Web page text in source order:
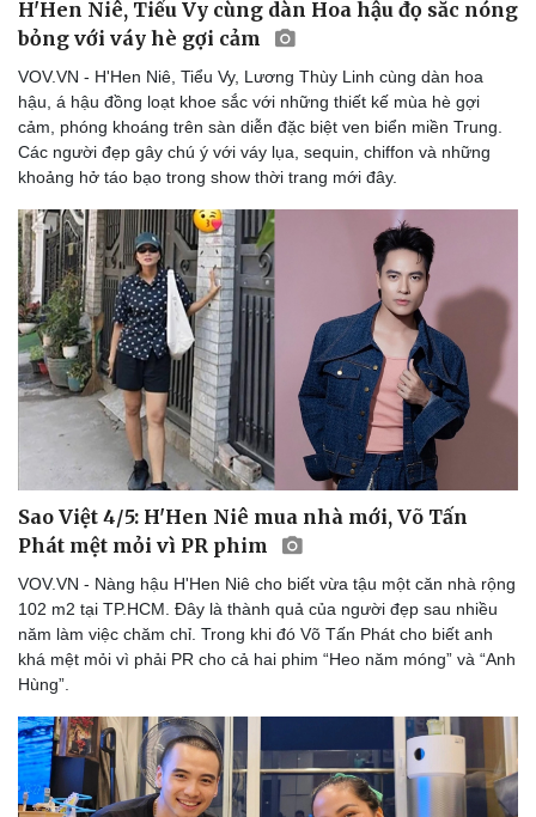
Văn hóa
Sân khấu - Điện ảnh
Giải trí
Nghệ sĩ
H'Hen Niê, Tiểu Vy cùng dàn Hoa hậu đọ sắc nóng
bỏng với váy hè gợi cảm
VOV.VN - H'Hen Niê, Tiểu Vy, Lương Thùy Linh cùng dàn hoa
hậu, á hậu đồng loạt khoe sắc với những thiết kế mùa hè gợi
cảm, phóng khoáng trên sàn diễn đặc biệt ven biển miền Trung.
Các người đẹp gây chú ý với váy lụa, sequin, chiffon và những
khoảng hở táo bạo trong show thời trang mới đây.
Sao Việt 4/5: H'Hen Niê mua nhà mới, Võ Tấn
Phát mệt mỏi vì PR phim
VOV.VN - Nàng hậu H'Hen Niê cho biết vừa tậu một căn nhà rộng
102 m2 tại TP.HCM. Đây là thành quả của người đẹp sau nhiều
năm làm việc chăm chỉ. Trong khi đó Võ Tấn Phát cho biết anh
khá mệt mỏi vì phải PR cho cả hai phim “Heo năm móng” và “Anh
Hùng”.